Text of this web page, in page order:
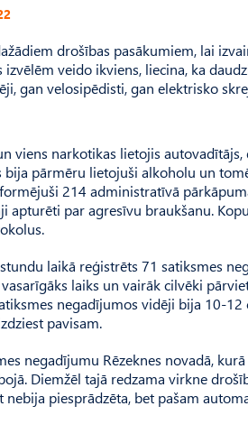
drošības pasākumiem, lai
veido ikviens, liecina, ka
gan velosipēdisti, gan elektrisko
viens narkotikas lietojis
pārmēru lietojuši alkoholu un
214 administratīvā
par agresīvu braukšanu.
laikā reģistrēts 71 satiksmes
laiks un vairāk cilvēki
negadījumos vidēji bija 10-12
pavisam.
negadījumu Rēzeknes novadā,
Diemžēl tajā redzama virkne
piesprādzēta, bet pašam